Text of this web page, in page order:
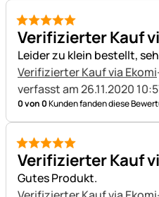
5 von 5
Verifizierter Kauf
Leider zu klein bestellt,
Verifizierter Kauf via Ekomi
verfasst am 26.11.2020
0 von 0Kunden fanden diese
5 von 5
Verifizierter Kauf
Gutes Produkt.